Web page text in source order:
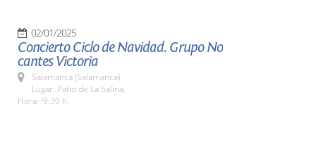
02/01/2025
Concierto Ciclo de Navidad. Grupo No
cantes Victoria
Salamanca (Salamanca)
Lugar: Patio de La Salina.
Hora: !9:30 h.